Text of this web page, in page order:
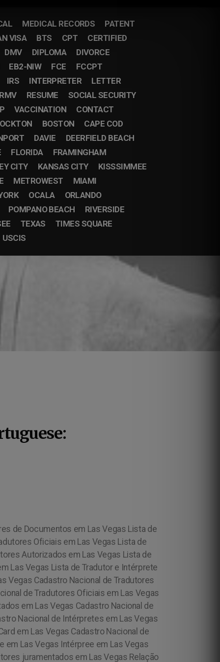
MEDICAL RECORDS
PATENT
VISA BTS CPT
CERTIFIED
DMV DIPLOMA
DIVORCE
EB2-NIW FCE
FCCPT
IRS INTERPRETER
LETTER
RMV RESUME
SOCIAL SECURITY
VACCINATION
CONTACT
BOSTON
CAPE COD
DAVIE
DEERFIELD BEACH
FLORIDA
FRAMINGHAM
CITY KANSAS CITY
KISSSIMMEE
METROWEST
MIAMI
OCALA
ORLANDO
POMPANO BEACH
RIVERSIDE
TEXAS
TIMES SQUARE
USCIS
de Documentos em Las Vegas Lista de
Oficiais em Las Vegas Lista de
Autorizados em Las Vegas Lista de
Las Vegas Lista de Tradutor e Intérprete
Vegas Cadastro Nacional de Tradutores
de Tradutores Oficiais em Las Vegas
em Las Vegas Cadastro Nacional de
Nacional de Intérpretes em Las Vegas
em Las Vegas Cadastro Nacional de
em Las Vegas Intérpree em Las Vegas
juramentados em Las Vegas Relação